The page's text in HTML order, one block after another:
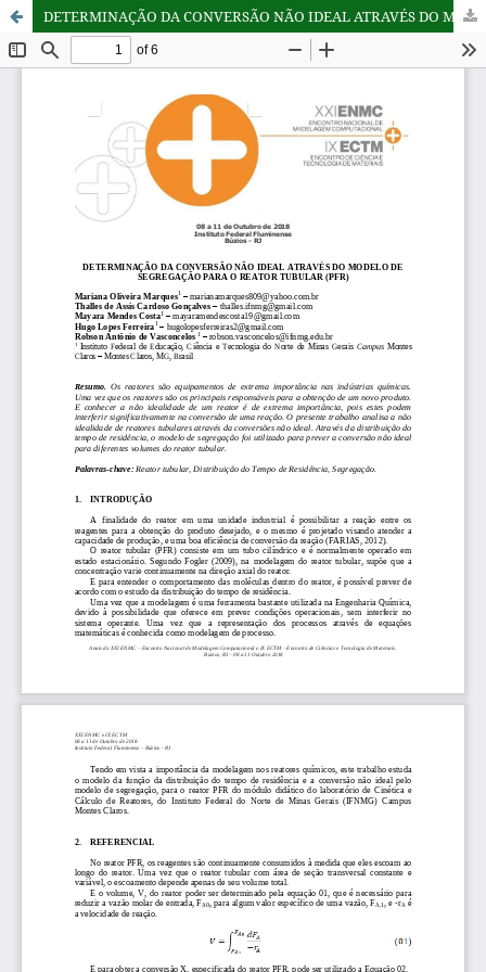
DETERMINAÇÃO DA CONVERSÃO NÃO IDEAL ATRAVÉS DO MODELO DE SEGREGAÇÃO PARA O REATOR TUBULAR (PFR)